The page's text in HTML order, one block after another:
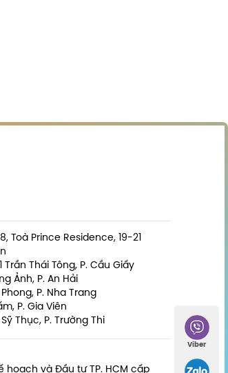
Toà Prince Residence, 19-21
Trần Thái Tông, P. Cầu Giấy
Ảnh, P. An Hải
P. Nha Trang
P. Gia Viên
Thục, P. Trường Thi
hoạch và Đầu tư TP. HCM cấp
Viber